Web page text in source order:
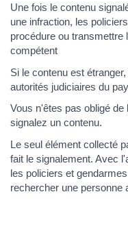
Une fois le contenu
une infraction, les
procédure ou
compétent
Si le contenu est
autorités judiciaires du
Vous n'êtes pas obligé
signalez un contenu.
Le seul élément collecté
fait le signalement. Avec
les policiers et
rechercher une personne